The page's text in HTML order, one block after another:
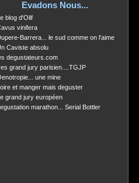
Evadons Nous...
blog d'Olif
vinifera
Barrera... le sud comme on l'aime
Caviste absolu
degustateurs.com
grand jury parisien....TGJP
une mine
et manger mais deguster
grand jury européen
marathon... Serial Bottler